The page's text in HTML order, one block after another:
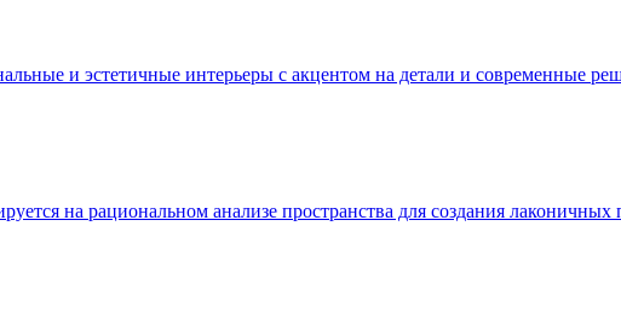
и эстетичные интерьеры с акцентом на детали и современные
на рациональном анализе пространства для создания лаконичных